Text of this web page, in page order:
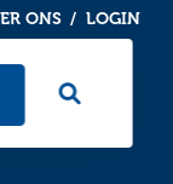
ONS LOGIN
Ga